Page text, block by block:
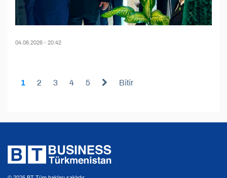
04.06.2026 - 20:42
1 2 3 4 5 Bitir